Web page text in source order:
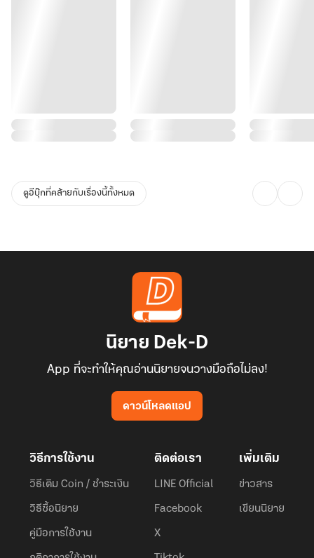
ดูอีบุ๊กที่คล้ายกับเรื่องนี้ทั้งหมด
นิยาย Dek-D
App ที่จะทำให้คุณอ่านนิยายจนวางมือถือไม่ลง!
ดาวน์โหลดแอป
วิธีการใช้งาน
วิธีเติม Coin / ชำระเงิน
วิธีซื้อนิยาย
คู่มือการใช้งาน
ติดต่อเรา
LINE Official
Facebook
X
เพิ่มเติม
ข่าวสาร
เขียนนิยาย